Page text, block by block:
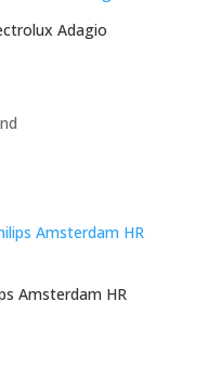
Adagio
Amsterdam HR